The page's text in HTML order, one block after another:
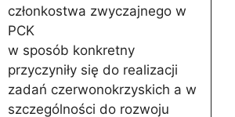
członkostwa zwyczajnego w
PCK
w sposób konkretny
przyczyniły się do realizacji
zadań czerwonokrzyskich a w
szczególności do rozwoju